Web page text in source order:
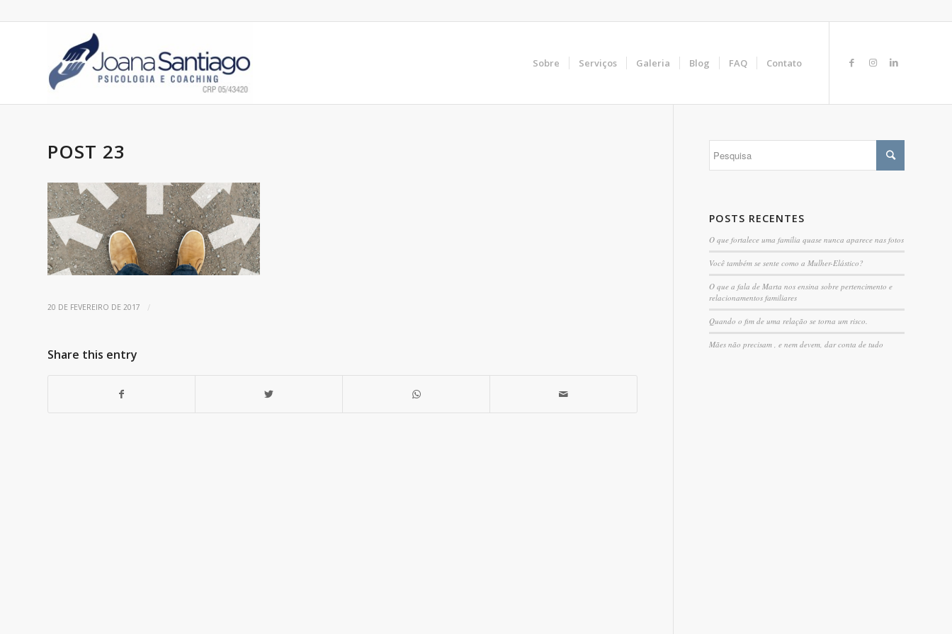
Sobre Serviços Galeria Blog FAQ Contato
POST 23
20 DE FEVEREIRO DE 2017 /
Share this entry
POSTS RECENTES
O que fortalece uma família quase nunca aparece nas fotos
Você também se sente como a Mulher-Elástico?
O que a fala de Marta nos ensina sobre pertencimento e
relacionamentos familiares
Quando o fim de uma relação se torna um risco.
Mães não precisam , e nem devem, dar conta de tudo